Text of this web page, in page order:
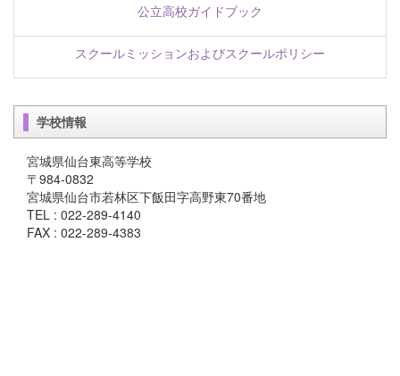
公立高校ガイドブック
スクールミッションおよびスクールポリシー
学校情報
宮城県仙台東高等学校
〒984-0832
宮城県仙台市若林区下飯田字高野東70番地
TEL : 022-289-4140
FAX : 022-289-4383